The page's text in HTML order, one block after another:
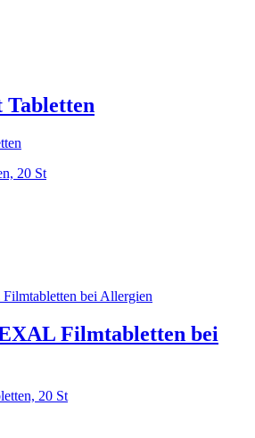
20 St
Filmtabletten bei
20 St